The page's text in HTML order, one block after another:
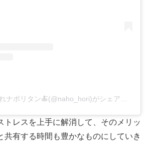
トレスを上手に解消して、そのメリッ
共有する時間も豊かなものにしていき